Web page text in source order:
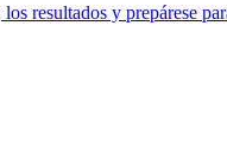
resultados y prepárese